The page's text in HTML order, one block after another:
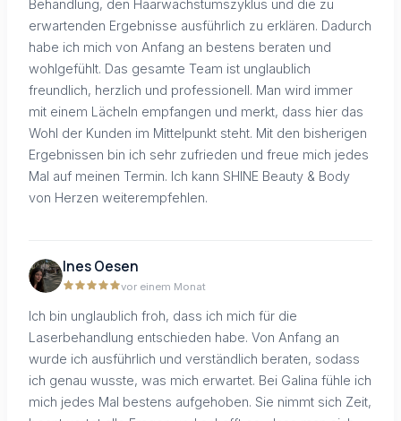
Behandlung, den Haarwachstumszyklus und die zu
erwartenden Ergebnisse ausführlich zu erklären. Dadurch
habe ich mich von Anfang an bestens beraten und
wohlgefühlt. Das gesamte Team ist unglaublich
freundlich, herzlich und professionell. Man wird immer
mit einem Lächeln empfangen und merkt, dass hier das
Wohl der Kunden im Mittelpunkt steht. Mit den bisherigen
Ergebnissen bin ich sehr zufrieden und freue mich jedes
Mal auf meinen Termin. Ich kann SHINE Beauty & Body
von Herzen weiterempfehlen.
Ines Oesen
vor einem Monat
Ich bin unglaublich froh, dass ich mich für die
Laserbehandlung entschieden habe. Von Anfang an
wurde ich ausführlich und verständlich beraten, sodass
ich genau wusste, was mich erwartet. Bei Galina fühle ich
mich jedes Mal bestens aufgehoben. Sie nimmt sich Zeit,